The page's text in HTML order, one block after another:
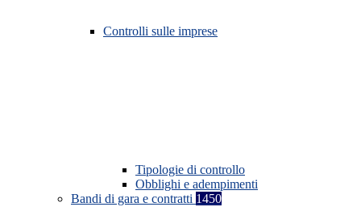
Controlli sulle imprese
Tipologie di controllo
Obblighi e adempimenti
Bandi di gara e contratti 1450